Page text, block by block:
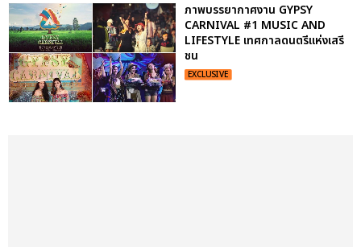
ภาพบรรยากาศงาน GYPSY
CARNIVAL #1 MUSIC AND
LIFESTYLE เทศกาลดนตรีแห่งเสรี
ชน
EXCLUSIVE